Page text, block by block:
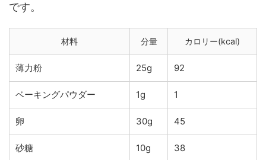
です。
材料 分量 カロリー(kcal)
薄力粉 25g 92
ベーキングパウダー 1g 1
卵 30g 45
砂糖 10g 38